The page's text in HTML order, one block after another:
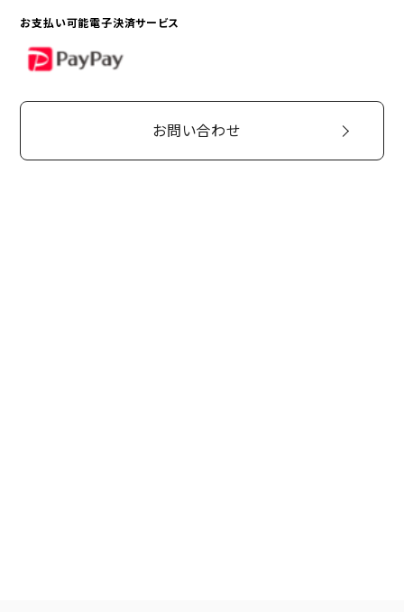
お支払い可能電子決済サービス
PayPay
お問い合わせ